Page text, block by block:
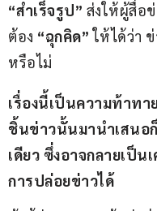
“สำเร็จรูป” ส่งให้ผู้สื่อ
ต้อง “ฉุกคิด” ให้ได้ว่า
หรือไม่
เรื่องนี้เป็นความท้าท
ชิ้นข่าวนั้นมานำเสนอ
เดียว ซึ่งอาจกลายเป็น
การปล่อยข่าวได้